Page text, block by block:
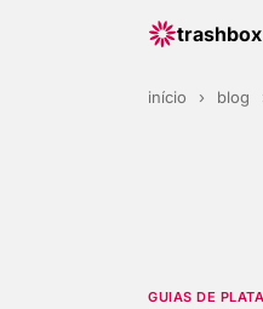
trashbox
início › blog
GUIAS DE